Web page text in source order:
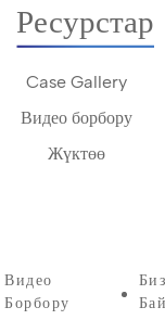
Ресурстар
Case Gallery
Видео борбору
Жүктөө
Видео
Борбору